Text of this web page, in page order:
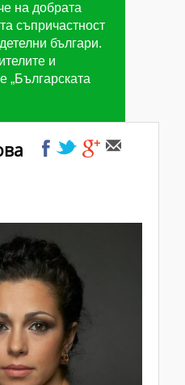
2017
на добрата
съпричастност
българи.
и
„Българската